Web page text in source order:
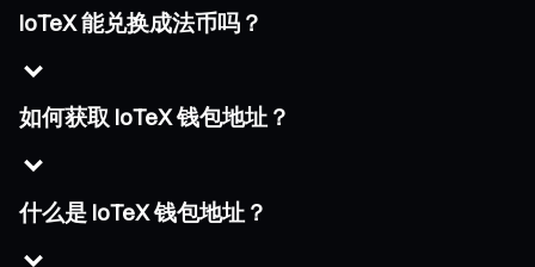
IoTeX 能兑换成法币吗？
如何获取 IoTeX 钱包地址？
什么是 IoTeX 钱包地址？